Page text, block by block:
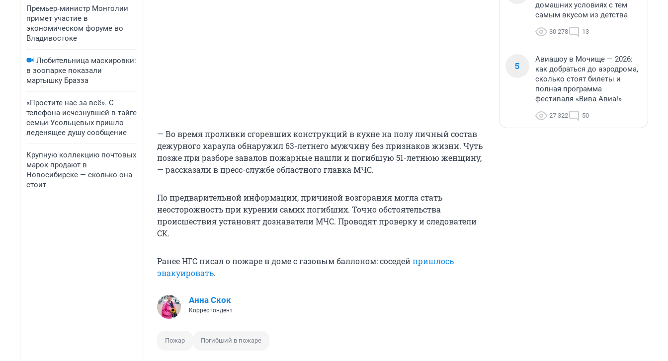
Премьер‑министр Монголии
примет участие в
экономическом форуме во
Владивостоке
Любительница маскировки:
в зоопарке показали
мартышку Бразза
«Простите нас за всё». С
телефона исчезнувшей в тайге
семьи Усольцевых пришло
леденящее душу сообщение
Крупную коллекцию почтовых
марок продают в
Новосибирске — сколько она
стоит
— Во время проливки сгоревших конструкций в кухне на полу личный состав
дежурного караула обнаружил 63-летнего мужчину без признаков жизни. Чуть
позже при разборе завалов пожарные нашли и погибшую 51-летнюю женщину,
— рассказали в пресс-службе областного главка МЧС.
По предварительной информации, причиной возгорания могла стать
неосторожность при курении самих погибших. Точно обстоятельства
происшествия установят дознаватели МЧС. Проводят проверку и следователи
СК.
Ранее НГС писал о пожаре в доме с газовым баллоном: соседейпришлось
эвакуировать.
Анна Скок
Корреспондент
Пожар Погибший в пожаре
домашних условиях с тем
самым вкусом из детства
30 278 13
5
Авиашоу в Мочище — 2026:
как добраться до аэродрома,
сколько стоят билеты и
полная программа
фестиваля «Вива Авиа!»
27 322 50